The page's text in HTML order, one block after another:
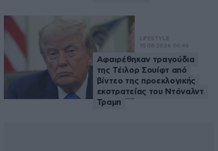
LIFESTYLE
10·08·2026 00:46
Αφαιρέθηκαν τραγούδια
της Τέιλορ Σουίφτ από
βίντεο της προεκλογικής
εκστρατείας του Ντόναλντ
Τραμπ